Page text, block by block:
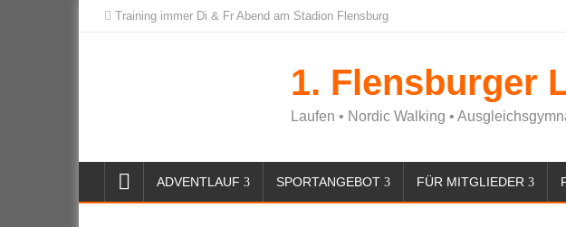
Training immer Di & Fr Abend am Stadion Flensburg
1. Flensburger
Laufen • Nordic Walking •
ADVENTLAUF SPORTANGEBOT FÜR MITGLIEDER